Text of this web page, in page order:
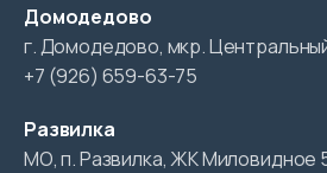
Домодедово
г. Домодедово, мкр.
+7 (926) 659-63-75
Развилка
МО, п. Развилка, ЖК Миловидное